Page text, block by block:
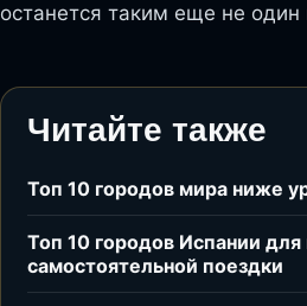
останется таким еще не один
Читайте также
Топ 10 городов мира ниже
Топ 10 городов Испании для
самостоятельной поездки